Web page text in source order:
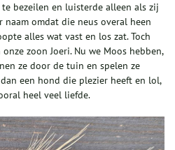
bezeilen en luisterde alleen als zij
naam omdat die neus overal heen
alles wat vast en los zat. Toch
zoon Joeri. Nu we Moos hebben,
ze door de tuin en spelen ze
een hond die plezier heeft en lol,
heel veel liefde.